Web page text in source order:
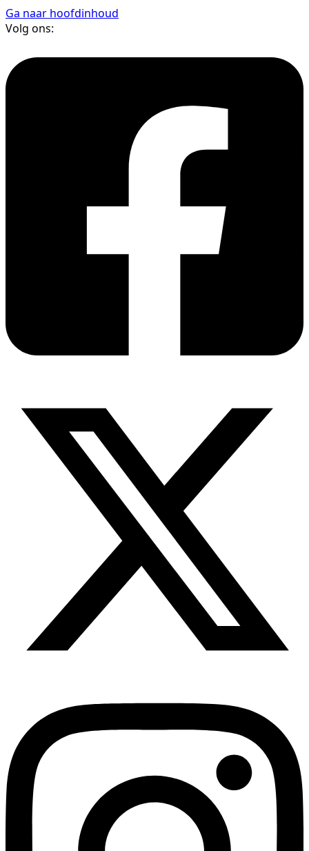
Ga naar hoofdinhoud
Volg ons: